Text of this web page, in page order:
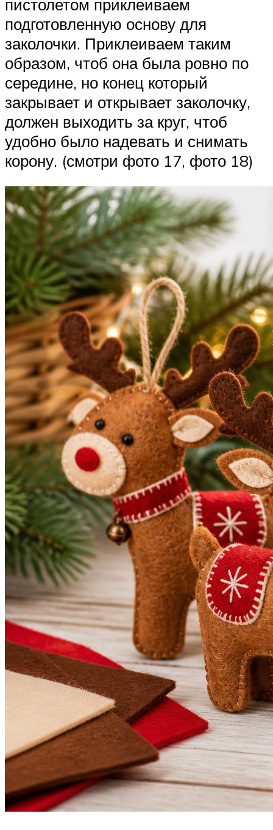
пистолетом приклеиваем
подготовленную основу для
заколочки. Приклеиваем таким
образом, чтоб она была ровно по
середине, но конец который
закрывает и открывает заколочку,
должен выходить за круг, чтоб
удобно было надевать и снимать
корону. (смотри фото 17, фото 18)